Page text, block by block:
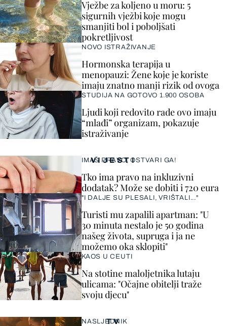
VIJESTI
IMAŠ PRAVO, OSTVARI GA!
Tko ima pravo na inkluzivni
dodatak? Može se dobiti i 720 eura
"I DALJE SU PLESALI, VRIŠTALI..."
Turisti mu zapalili apartman: "U
30 minuta nestalo je 50 godina
našeg života, supruga i ja ne
možemo oka sklopiti"
KAOS U CEUTI
Na stotine maloljetnika lutaju
ulicama: "Očajne obitelji traže
svoju djecu"
Vježbe za koljeno u moru: 5
sigurnih vježbi koje mogu
smanjiti bol i poboljšati
pokretljivost
NOVO ISTRAŽIVANJE
Hormonska terapija u
menopauzi: Žene koje je koriste
imaju znatno manji rizik od ovoga
STUDIJA NA GOTOVO 1.900 OSOBA
Ljudi koji redovito rade ovo imaju
“mlađi” organizam, pokazuje
istraživanje
TV
NASLJEDNIK